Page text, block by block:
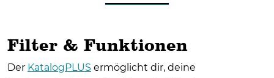
Filter & Funktionen
Der KatalogPLUS ermöglicht dir, deine